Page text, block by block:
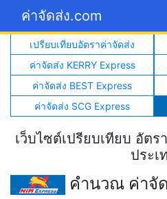
ค่าจัดส่ง.com
เปรียบเทียบอัตราค่าจัดส่ง
ค่าจัดส่ง KERRY Express
ค่าจัดส่ง BEST Express
ค่าจัดส่ง SCG Express
เว็บไซต์เปรียบเทียบ อัต
ประเ
คำนวณ ค่าจั